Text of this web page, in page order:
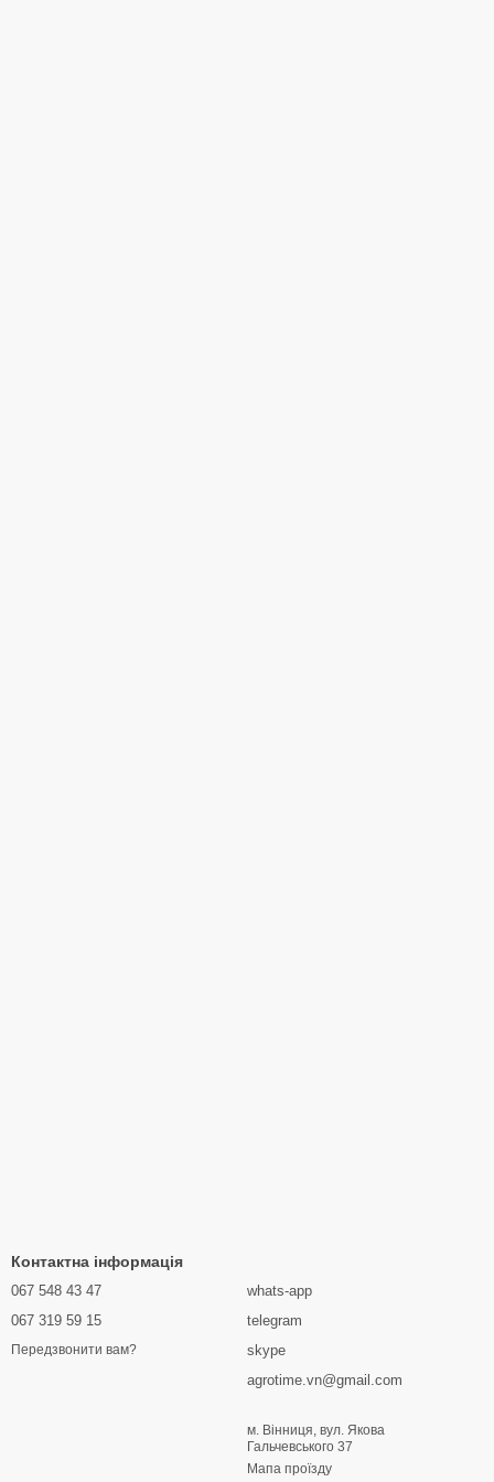
Контактна інформація
067 548 43 47
067 319 59 15
Передзвонити вам?
whats-app
telegram
skype
agrotime.vn@gmail.com
м. Вінниця, вул. Якова
Гальчевського 37
Мапа проїзду